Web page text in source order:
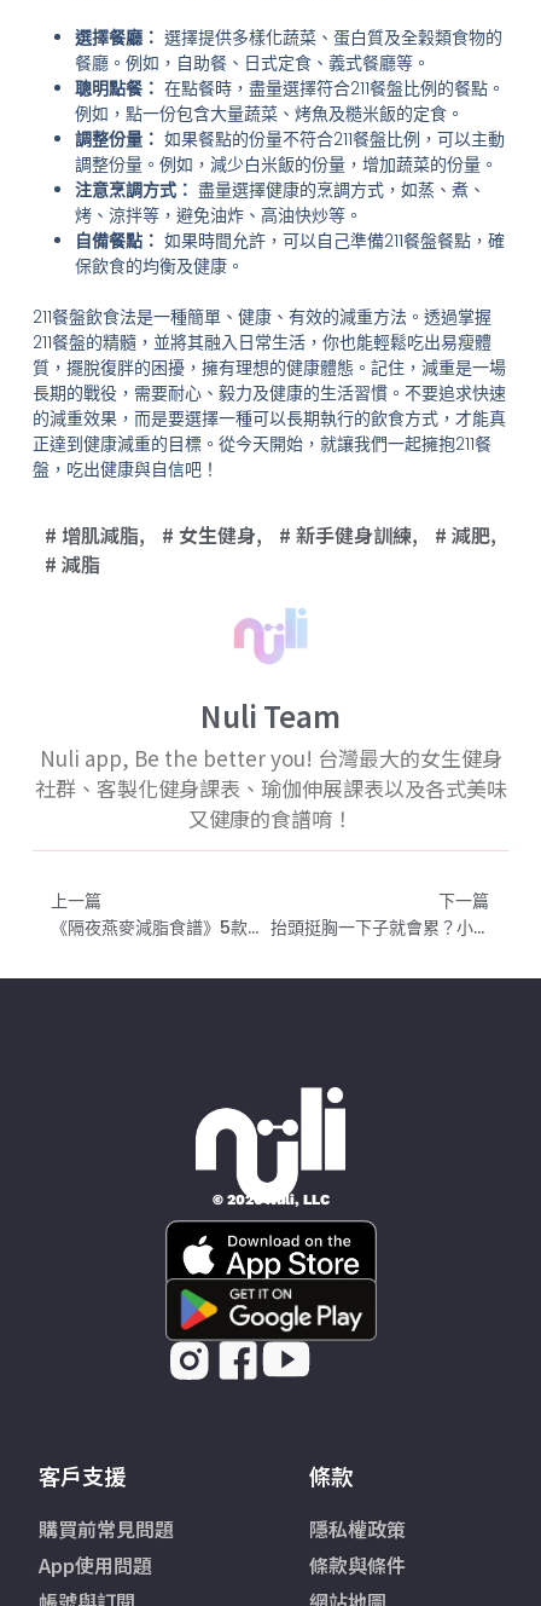
選擇餐廳： 選擇提供多樣化蔬菜、蛋白質及全穀類食物的
餐廳。例如，自助餐、日式定食、義式餐廳等。
聰明點餐： 在點餐時，盡量選擇符合211餐盤比例的餐點。
例如，點一份包含大量蔬菜、烤魚及糙米飯的定食。
調整份量： 如果餐點的份量不符合211餐盤比例，可以主動
調整份量。例如，減少白米飯的份量，增加蔬菜的份量。
注意烹調方式： 盡量選擇健康的烹調方式，如蒸、煮、
烤、涼拌等，避免油炸、高油快炒等。
自備餐點： 如果時間允許，可以自己準備211餐盤餐點，確
保飲食的均衡及健康。
211餐盤飲食法是一種簡單、健康、有效的減重方法。透過掌握
211餐盤的精髓，並將其融入日常生活，你也能輕鬆吃出易瘦體
質，擺脫復胖的困擾，擁有理想的健康體態。記住，減重是一場
長期的戰役，需要耐心、毅力及健康的生活習慣。不要追求快速
的減重效果，而是要選擇一種可以長期執行的飲食方式，才能真
正達到健康減重的目標。從今天開始，就讓我們一起擁抱211餐
盤，吃出健康與自信吧！
增肌減脂, 女生健身, 新手健身訓練, 減肥,
減脂
Nuli Team
Nuli app, Be the better you! 台灣最大的女生健身
社群、客製化健身課表、瑜伽伸展課表以及各式美味
又健康的食譜唷！
上一篇
《隔夜燕麥減脂食譜》5款隔夜燕麥高蛋白低卡配方！一週懶人早餐(附燕麥片挑選指南)
下一篇
抬頭挺胸一下子就會累？小心可能是肌肉張力不足訓練上要注意什麼？
© 2026 Nüli, LLC
客戶支援
購買前常見問題
App使用問題
條款
隱私權政策
條款與條件